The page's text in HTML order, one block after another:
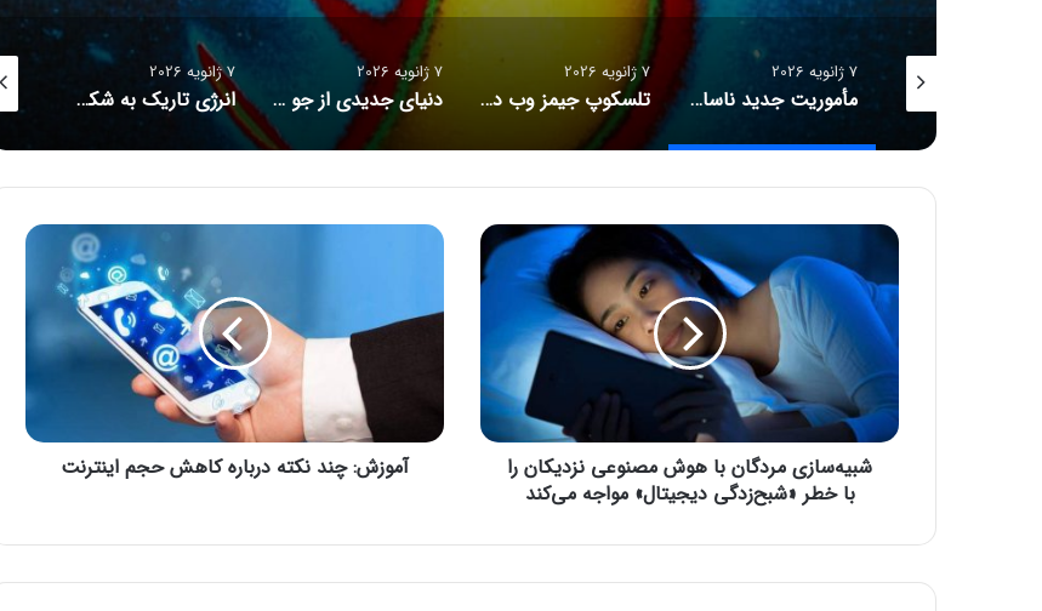
کشف احتمالی شهاب‌سنگ توسط مریخ‌نورد استقامت
7 ژانویه 2026
مأموریت جدید ناسا برای کشف هاله نامرئی زمین
7 ژانویه 2026
تلسکوپ جیمز وب دورترین ابرنواختر تاریخ را شناسایی کرد
7 ژانویه 2026
دنیای جدیدی از جو مریخ پیش روی دانشمندان است
7 ژانویه 2026
انرژی تاریک به شکل مرموزی در حال تغییر است
ش
ی
س
ی
م
ا
شبیه‌سازی مردگان با هوش مصنوعی نزدیکان را
با خطر «شبح‌زدگی دیجیتال» مواجه می‌کند
آ
ز
د
ه
آموزش: چند نکته درباره کاهش حجم اینترنت‌